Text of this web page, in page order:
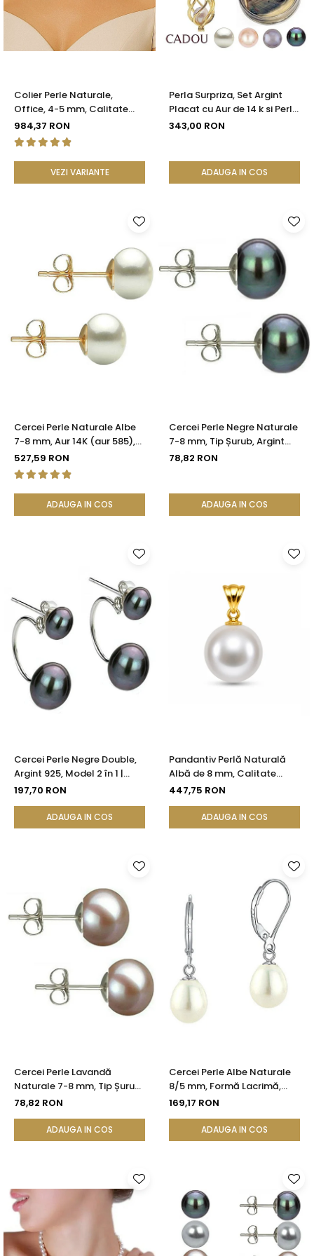
Seturi Perle cu Argint
Brățări cu Perle
Pandantive cu Perle
Colier Perle Naturale,
Office, 4-5 mm, Calitate
AAA, Aur 14K | KASKADDA®
984,37 RON
VEZI VARIANTE
Perla Surpriza, Set Argint
Placat cu Aur de 14 k si Perle
Naturale
343,00 RON
ADAUGA IN COS
Cercei Perle Naturale Albe
7-8 mm, Aur 14K (aur 585),
Calitatea AAA | KASKADDA®
527,59 RON
ADAUGA IN COS
Cercei Perle Negre Naturale
7-8 mm, Tip Șurub, Argint
925 - Calitate AAA |
78,82 RON
ADAUGA IN COS
Cercei Perle Negre Double,
Argint 925, Model 2 în 1 |
KASKADDA®
197,70 RON
ADAUGA IN COS
Pandantiv Perlă Naturală
Albă de 8 mm, Calitate
AAA+ și Aur 14K (aur 585) |
447,75 RON
ADAUGA IN COS
Cercei Perle Lavandă
Naturale 7-8 mm, Tip Șurub,
Argint 925 - Calitate AAA |
78,82 RON
ADAUGA IN COS
Cercei Perle Albe Naturale
8/5 mm, Formă Lacrimă,
Tortiță Închisă, Argint 925 |
169,17 RON
ADAUGA IN COS